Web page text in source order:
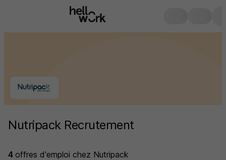
Nutripack Recrutement
4 offres d'emploi chez Nutripack